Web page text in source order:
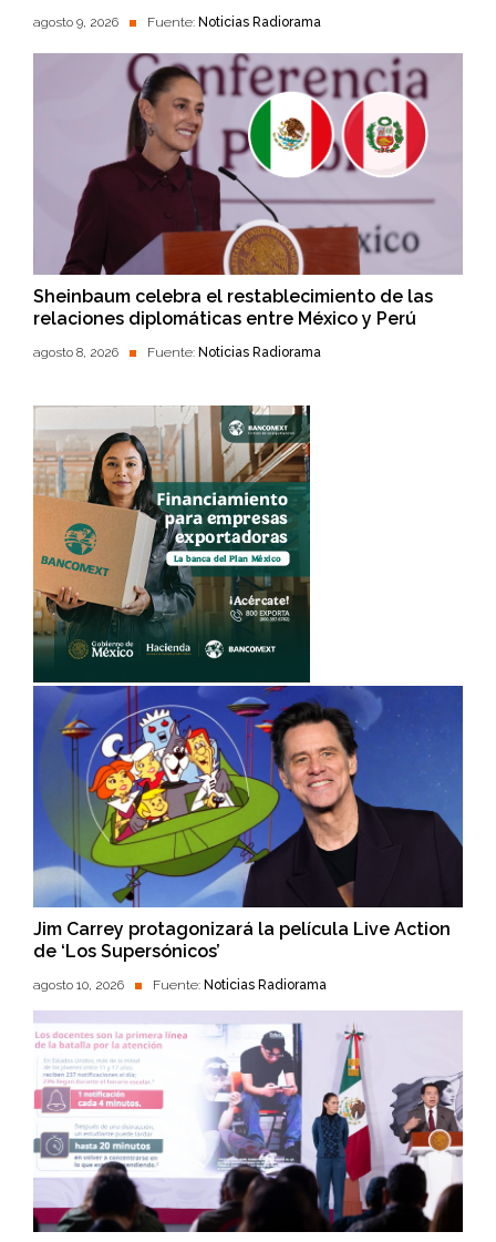
agosto 9, 2026 Fuente: Noticias Radiorama
Sheinbaum celebra el restablecimiento de las
relaciones diplomáticas entre México y Perú
agosto 8, 2026 Fuente: Noticias Radiorama
Jim Carrey protagonizará la película Live Action
de ‘Los Supersónicos’
agosto 10, 2026 Fuente: Noticias Radiorama